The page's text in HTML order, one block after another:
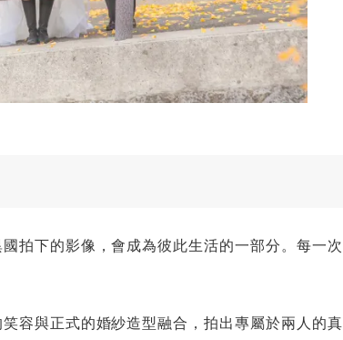
拍下的影像，會成為彼此生活的一部分。每一次
容與正式的婚紗造型融合，拍出專屬於兩人的真